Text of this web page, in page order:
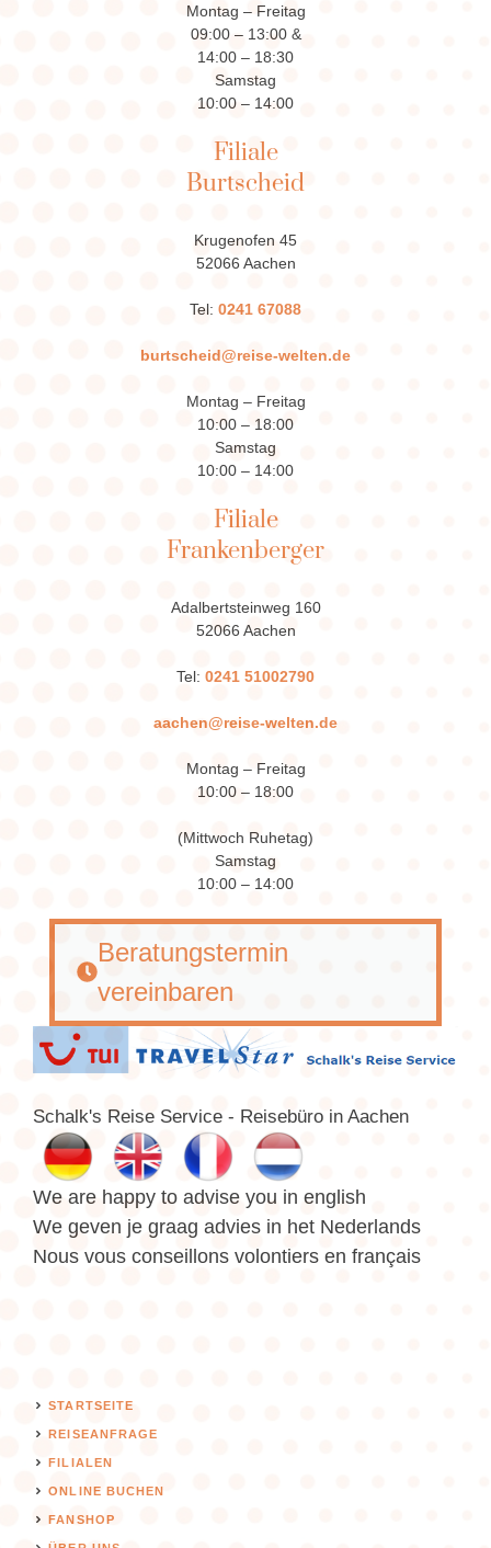
Montag – Freitag
09:00 – 13:00 &
14:00 – 18:30
Samstag
10:00 – 14:00
Filiale
Burtscheid
Krugenofen 45
52066 Aachen
Tel: 0241 67088
burtscheid@reise-welten.de
Montag – Freitag
10:00 – 18:00
Samstag
10:00 – 14:00
Filiale
Frankenberger
Adalbertsteinweg 160
52066 Aachen
Tel: 0241 51002790
aachen@reise-welten.de
Montag – Freitag
10:00 – 18:00
(Mittwoch Ruhetag)
Samstag
10:00 – 14:00
Beratungstermin
vereinbaren
Schalk's Reise Service - Reisebüro in Aachen
We are happy to advise you in english
We geven je graag advies in het Nederlands
Nous vous conseillons volontiers en français
STARTSEITE
REISEANFRAGE
FILIALEN
ONLINE BUCHEN
FANSHOP